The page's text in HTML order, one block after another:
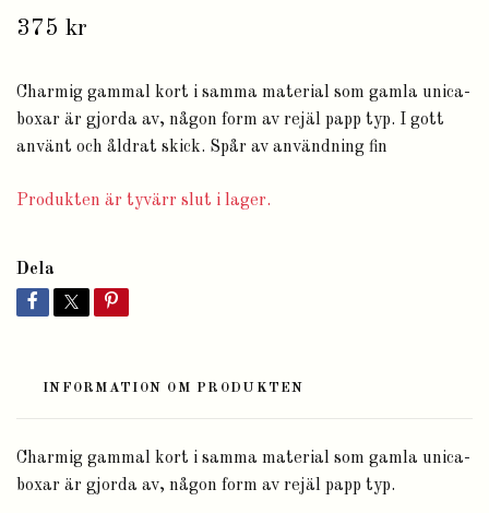
375 kr
Charmig gammal kort i samma material som gamla unica-
boxar är gjorda av, någon form av rejäl papp typ. I gott
använt och åldrat skick. Spår av användning fin
Produkten är tyvärr slut i lager.
Dela
INFORMATION OM PRODUKTEN
Charmig gammal kort i samma material som gamla unica-
boxar är gjorda av, någon form av rejäl papp typ.